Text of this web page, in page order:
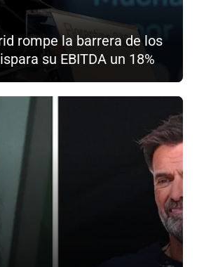
rompe la barrera de los
su EBITDA un 18%